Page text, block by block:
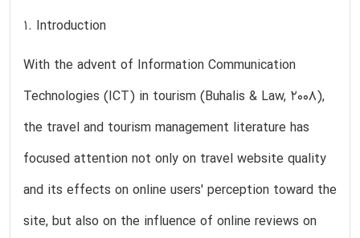
1. Introduction
With the advent of Information Communication
Technologies (ICT) in tourism (Buhalis & Law, 2008),
the travel and tourism management literature has
focused attention not only on travel website quality
and its effects on online users' perception toward the
site, but also on the influence of online reviews on